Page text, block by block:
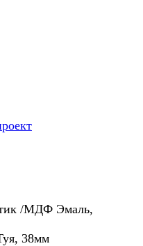
/МДФ Эмаль,
38мм